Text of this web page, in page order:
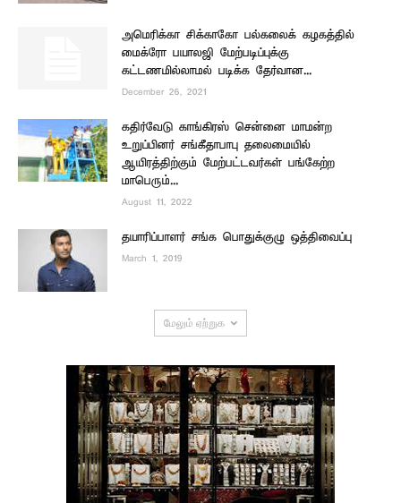
அமெரிக்கா சிக்காகோ பல்கலைக் கழகத்தில்
மைக்ரோ பயாலஜி மேற்படிப்புக்கு
கட்டணமில்லாமல் படிக்க தேர்வான...
December 26, 2021
கதிர்வேடு காங்கிரஸ் சென்னை மாமன்ற
உறுப்பினர் சங்கீதாபாபு தலைமையில்
ஆயிரத்திற்கும் மேற்பட்டவர்கள் பங்கேற்ற
மாபெரும்...
August 11, 2022
தயாரிப்பாளர் சங்க பொதுக்குழு ஒத்திவைப்பு
March 1, 2019
மேலும் ஏற்றுக